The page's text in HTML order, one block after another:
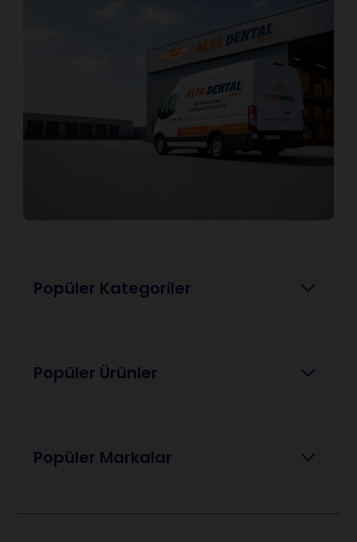
Popüler Kategoriler
Popüler Ürünler
Popüler Markalar